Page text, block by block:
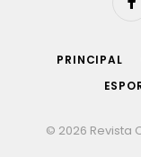
PRINCIPAL
© 2026 Revista